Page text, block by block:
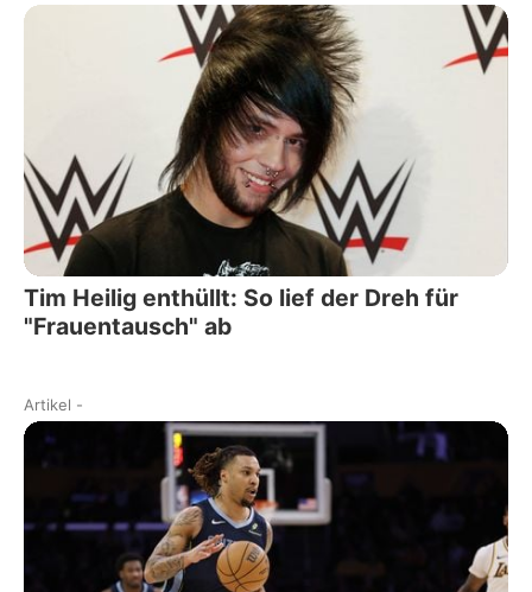
Tim Heilig enthüllt: So lief der Dreh für
"Frauentausch" ab
Artikel -